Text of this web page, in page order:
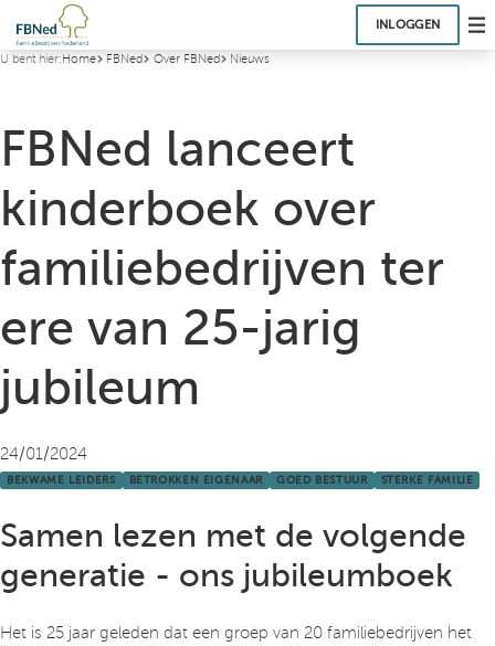
INLOGGEN
U bent hier:Home FBNed Over FBNed Nieuws
FBNed lanceert
kinderboek over
familiebedrijven ter
ere van 25-jarig
jubileum
24/01/2024
BEKWAME LEIDERS BETROKKEN EIGENAAR GOED BESTUUR STERKE FAMILIE
Samen lezen met de volgende
generatie - ons jubileumboek
Het is 25 jaar geleden dat een groep van 20 familiebedrijven het